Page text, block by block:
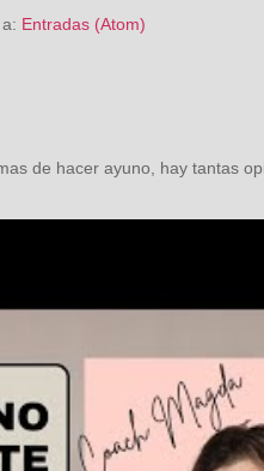
Entradas (Atom)
de hacer ayuno, hay tantas